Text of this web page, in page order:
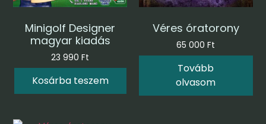
Minigolf Designer
magyar kiadás
23 990Ft
Kosárba teszem
Véres óratorony
65 000Ft
Tovább
olvasom